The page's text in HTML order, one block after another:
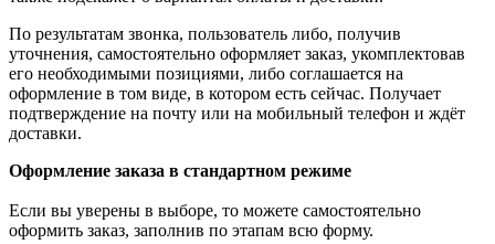
По результатам звонка, пользователь либо, получив
уточнения, самостоятельно оформляет заказ, укомплектовав
его необходимыми позициями, либо соглашается на
оформление в том виде, в котором есть сейчас. Получает
подтверждение на почту или на мобильный телефон и ждёт
доставки.
Оформление заказа в стандартном режиме
Если вы уверены в выборе, то можете самостоятельно
оформить заказ, заполнив по этапам всю форму.